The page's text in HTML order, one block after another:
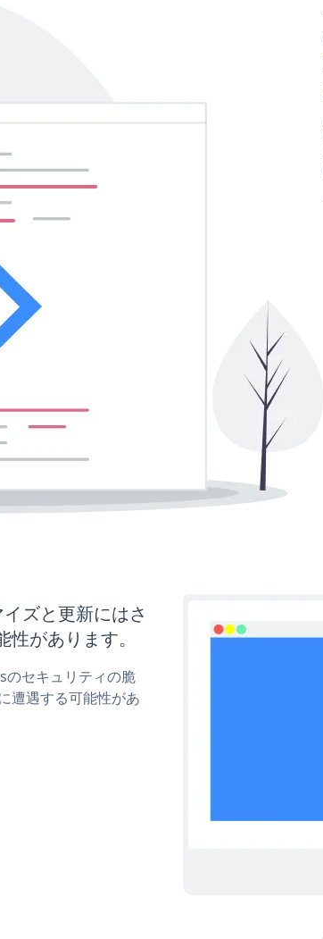
ズと更新にはさ
があります。
セキュリティの脆
遭遇する可能性があ